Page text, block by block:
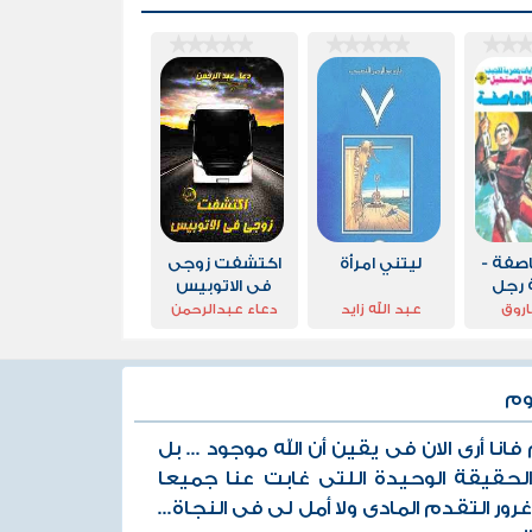
-
رجل
ليتني امرأة
عبد الله زايد
اكتشفت زوجى
فى الاتوبيس
دعاء عبدالرحمن
أرى الان فى يقين أن الله موجود ... بل
الوحيدة اللتى غابت عنا جميعا
التقدم المادى ولا أمل لى فى النجاة...